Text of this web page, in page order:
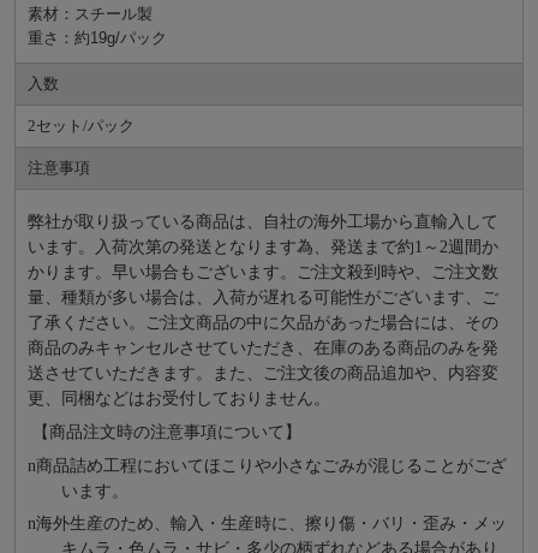
素材：スチール製
重さ：約19g/パック
入数
2セット/パック
注意事項
弊社が取り扱っている商品は、自社の海外工場から直輸入して
います。入荷次第の発送となります為、発送まで約1～2週間か
かります。早い場合もございます。ご注文殺到時や、ご注文数
量、種類が多い場合は、入荷が遅れる可能性がございます、ご
了承ください。ご注文商品の中に欠品があった場合には、その
商品のみキャンセルさせていただき、在庫のある商品のみを発
送させていただきます。また、ご注文後の商品追加や、内容変
更、同梱などはお受付しておりません。
【商品注文時の注意事項について】
n商品詰め⼯程においてほこりや⼩さなごみが混じることがござ
います。
n海外⽣産のため、輸⼊・⽣産時に、擦り傷・バリ・歪み・メッ
キムラ・色ムラ・サビ・多少の柄ずれなどある場合があり